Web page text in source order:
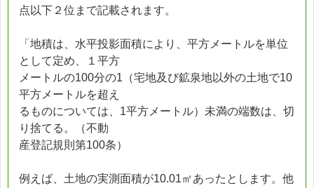
点以下２位まで記載されます。
「地積は、水平投影面積により、平方メートルを単位
として定め、１平方
メートルの100分の1（宅地及び鉱泉地以外の土地で10
平方メートルを超え
るものについては、1平方メートル）未満の端数は、切
り捨てる。（不動
産登記規則第100条）
例えば、土地の実測面積が10.01㎡あったとします。他